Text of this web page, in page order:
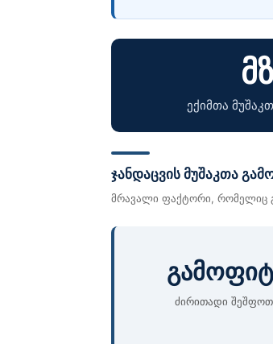
ექიმთა
ჯანდაცვის მუშაკთა
მრავალი ფაქტორი, რომელიც
ძირითადი